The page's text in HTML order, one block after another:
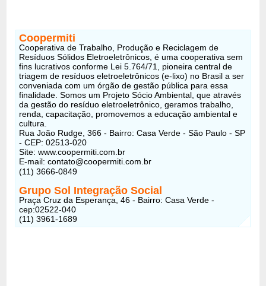
Coopermiti
Cooperativa de Trabalho, Produção e Reciclagem de
Resíduos Sólidos Eletroeletrônicos, é uma cooperativa sem
fins lucrativos conforme Lei 5.764/71, pioneira central de
triagem de resíduos eletroeletrônicos (e-lixo) no Brasil a ser
conveniada com um órgão de gestão pública para essa
finalidade. Somos um Projeto Sócio Ambiental, que através
da gestão do resíduo eletroeletrônico, geramos trabalho,
renda, capacitação, promovemos a educação ambiental e
cultura.
Rua João Rudge, 366 - Bairro: Casa Verde - São Paulo - SP
- CEP: 02513-020
Site: www.coopermiti.com.br
E-mail: contato@coopermiti.com.br
(11) 3666-0849
Grupo Sol Integração Social
Praça Cruz da Esperança, 46 - Bairro: Casa Verde -
cep:02522-040
(11) 3961-1689